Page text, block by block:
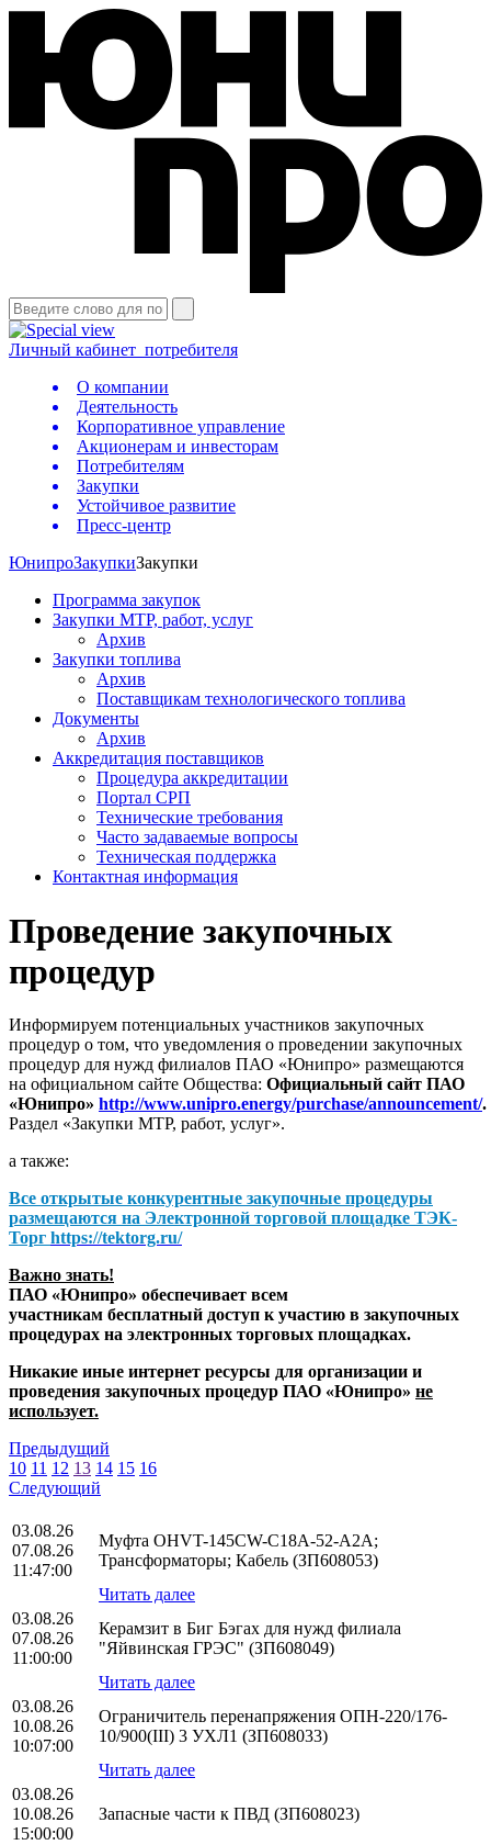
Личный кабинет потребителя
О компании
Деятельность
Корпоративное управление
Акционерам и инвесторам
Потребителям
Закупки
Устойчивое развитие
Пресс-центр
ЮнипроЗакупкиЗакупки
Программа закупок
Закупки МТР, работ, услуг
Архив
Закупки топлива
Архив
Поставщикам технологического топлива
Документы
Архив
Аккредитация поставщиков
Процедура аккредитации
Портал СРП
Технические требования
Часто задаваемые вопросы
Техническая поддержка
Контактная информация
Проведение закупочных
процедур
Информируем потенциальных участников закупочных
процедур о том, что уведомления о проведении закупочных
процедур для нужд филиалов ПАО «Юнипро» размещаются
на официальном сайте Общества: Официальный сайт ПАО
«Юнипро» http://www.unipro.energy/purchase/announcement/.
Раздел «Закупки МТР, работ, услуг».
а также:
Все открытые конкурентные закупочные процедуры
размещаются на Электронной торговой площадке ТЭК-
Торг https://tektorg.ru/
Важно знать!
ПАО «Юнипро» обеспечивает всем
участникам бесплатный доступ к участию в закупочных
процедурах на электронных торговых площадках.
Никакие иные интернет ресурсы для организации и
проведения закупочных процедур ПАО «Юнипро» не
использует.
Предыдущий
10 11 12 13 14 15 16
Следующий
03.08.26
07.08.26
11:47:00
Муфта OHVT-145CW-C18A-52-A2A;
Трансформаторы; Кабель (ЗП608053)
Читать далее
03.08.26
07.08.26
11:00:00
Керамзит в Биг Бэгах для нужд филиала
"Яйвинская ГРЭС" (ЗП608049)
Читать далее
03.08.26
10.08.26
10:07:00
Ограничитель перенапряжения ОПН-220/176-
10/900(III) 3 УХЛ1 (ЗП608033)
Читать далее
03.08.26
10.08.26
15:00:00
Запасные части к ПВД (ЗП608023)